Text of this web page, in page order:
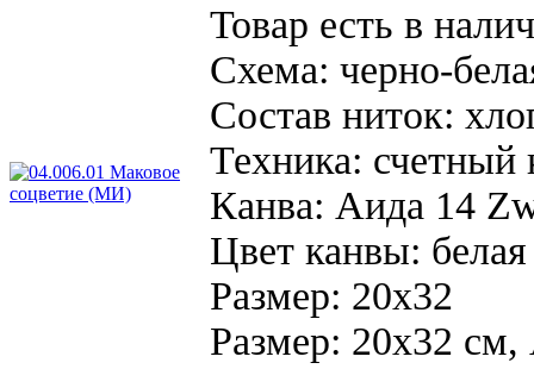
Товар есть в
Схема: черно-
Состав ниток:
Техника: счетный
Канва: Аида 14
Цвет канвы: белая
Размер: 20х32
Размер: 20х32 см,